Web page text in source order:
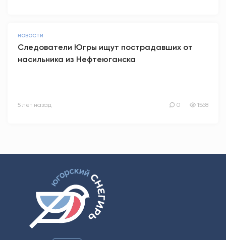
НОВОСТИ
Следователи Югры ищут пострадавших от
насильника из Нефтеюганска
5 лет назад 0 1568